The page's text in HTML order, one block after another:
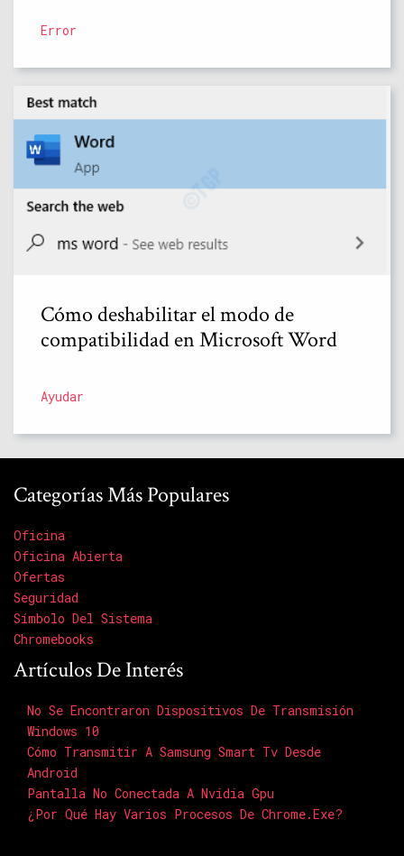
Error
Cómo deshabilitar el modo de
compatibilidad en Microsoft Word
Ayudar
Categorías Más Populares
Oficina
Oficina Abierta
Ofertas
Seguridad
Símbolo Del Sistema
Chromebooks
Artículos De Interés
No Se Encontraron Dispositivos De Transmisión
Windows 10
Cómo Transmitir A Samsung Smart Tv Desde
Android
Pantalla No Conectada A Nvidia Gpu
¿Por Qué Hay Varios Procesos De Chrome.exe?